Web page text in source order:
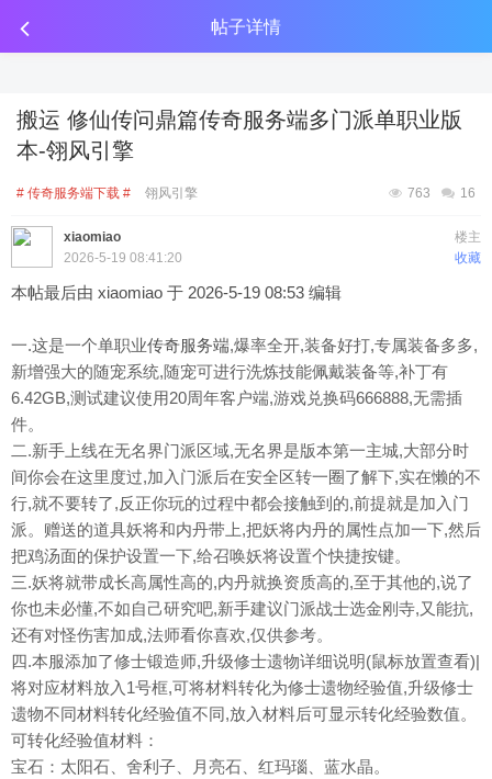
传奇工具分享 点击金币投放广告 点击金币投放广告
帖子详情
搬运 修仙传问鼎篇传奇服务端多门派单职业版
本-翎风引擎
# 传奇服务端下载 # 翎风引擎 16
763
楼主
xiaomiao
收藏
2026-5-19 08:41:20
本帖最后由 xiaomiao 于 2026-5-19 08:53 编辑
一.这是一个单职业传奇服务端,爆率全开,装备好打,专属装备多多,
新增强大的随宠系统,随宠可进行洗炼技能佩戴装备等,补丁有
6.42GB,测试建议使用20周年客户端,游戏兑换码666888,无需插
件。
二.新手上线在无名界门派区域,无名界是版本第一主城,大部分时
间你会在这里度过,加入门派后在安全区转一圈了解下,实在懒的不
行,就不要转了,反正你玩的过程中都会接触到的,前提就是加入门
派。赠送的道具妖将和内丹带上,把妖将内丹的属性点加一下,然后
把鸡汤面的保护设置一下,给召唤妖将设置个快捷按键。
三.妖将就带成长高属性高的,内丹就换资质高的,至于其他的,说了
你也未必懂,不如自己研究吧,新手建议门派战士选金刚寺,又能抗,
还有对怪伤害加成,法师看你喜欢,仅供参考。
四.本服添加了修士锻造师,升级修士遗物详细说明(鼠标放置查看)|
将对应材料放入1号框,可将材料转化为修士遗物经验值,升级修士
遗物不同材料转化经验值不同,放入材料后可显示转化经验数值。
可转化经验值材料：
宝石：太阳石、舍利子、月亮石、红玛瑙、蓝水晶。